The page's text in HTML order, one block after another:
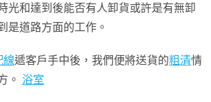
光和達到後能否有人卸貨或許是有無卸
是道路方面的工作。
線遞客戶手中後，我們便將送貨的粗清情
。 浴室